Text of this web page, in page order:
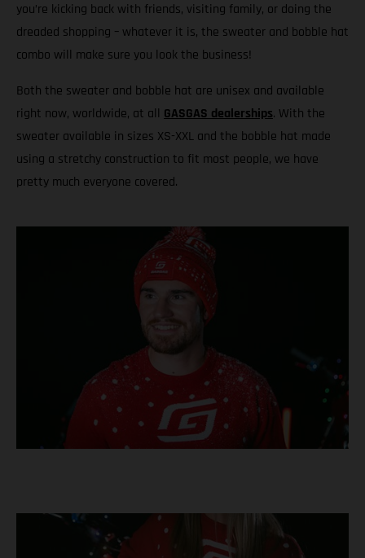
you’re kicking back with friends, visiting family, or doing the
dreaded shopping – whatever it is, the sweater and bobble hat
combo will make sure you look the business!
Both the sweater and bobble hat are unisex and available
right now, worldwide, at all GASGAS dealerships. With the
sweater available in sizes XS-XXL and the bobble hat made
using a stretchy construction to fit most people, we have
pretty much everyone covered.